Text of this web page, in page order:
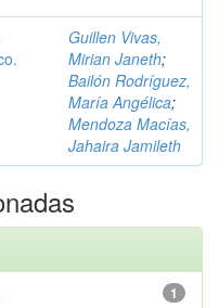
Guillen Vivas,
Mirian Janeth;
Bailón Rodríguez,
María Angélica;
Mendoza Macías,
Jahaira Jamileth
1